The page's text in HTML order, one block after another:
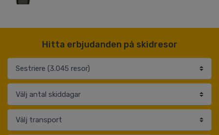
Hitta erbjudanden på skidresor